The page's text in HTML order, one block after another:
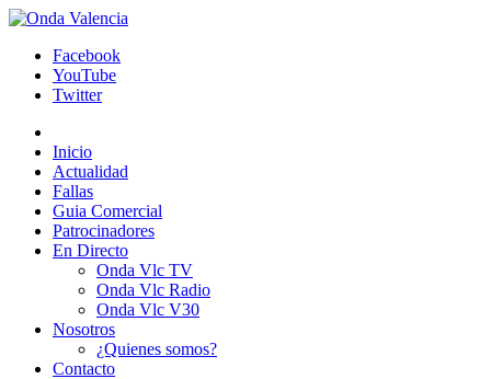
Facebook
YouTube
Twitter
Inicio
Actualidad
Fallas
Guia Comercial
Patrocinadores
En Directo
Onda Vlc TV
Onda Vlc Radio
Onda Vlc V30
Nosotros
¿Quienes somos?
Contacto